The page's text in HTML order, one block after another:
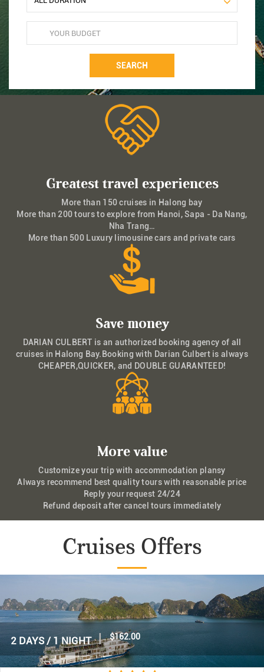
SEARCH
Greatest travel experiences
More than 150 cruises in Halong bay
More than 200 tours to explore from Hanoi, Sapa - Da Nang,
Nha Trang…
More than 500 Luxury limousine cars and private cars
Save money
DARIAN CULBERT is an authorized booking agency of all
cruises in Halong Bay.Booking with Darian Culbert is always
CHEAPER,QUICKER, and DOUBLE GUARANTEED!
More value
Customize your trip with accommodation plansy
Always recommend best quality tours with reasonable price
Reply your request 24/24
Refund deposit after cancel tours immediately
Cruises Offers
2 DAYS / 1 NIGHT | $160.00